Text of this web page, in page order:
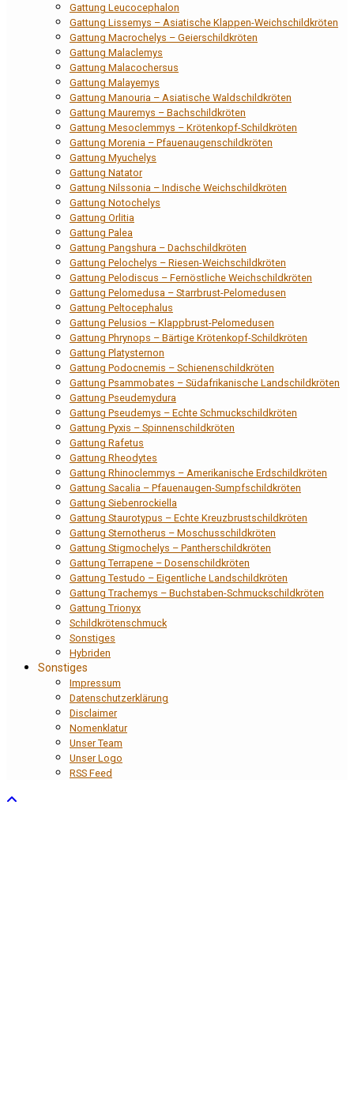
Gattung Leucocephalon
Gattung Lissemys – Asiatische Klappen-Weichschildkröten
Gattung Macrochelys – Geierschildkröten
Gattung Malaclemys
Gattung Malacochersus
Gattung Malayemys
Gattung Manouria – Asiatische Waldschildkröten
Gattung Mauremys – Bachschildkröten
Gattung Mesoclemmys – Krötenkopf-Schildkröten
Gattung Morenia – Pfauenaugenschildkröten
Gattung Myuchelys
Gattung Natator
Gattung Nilssonia – Indische Weichschildkröten
Gattung Notochelys
Gattung Orlitia
Gattung Palea
Gattung Pangshura – Dachschildkröten
Gattung Pelochelys – Riesen-Weichschildkröten
Gattung Pelodiscus – Fernöstliche Weichschildkröten
Gattung Pelomedusa – Starrbrust-Pelomedusen
Gattung Peltocephalus
Gattung Pelusios – Klappbrust-Pelomedusen
Gattung Phrynops – Bärtige Krötenkopf-Schildkröten
Gattung Platysternon
Gattung Podocnemis – Schienenschildkröten
Gattung Psammobates – Südafrikanische Landschildkröten
Gattung Pseudemydura
Gattung Pseudemys – Echte Schmuckschildkröten
Gattung Pyxis – Spinnenschildkröten
Gattung Rafetus
Gattung Rheodytes
Gattung Rhinoclemmys – Amerikanische Erdschildkröten
Gattung Sacalia – Pfauenaugen-Sumpfschildkröten
Gattung Siebenrockiella
Gattung Staurotypus – Echte Kreuzbrustschildkröten
Gattung Sternotherus – Moschusschildkröten
Gattung Stigmochelys – Pantherschildkröten
Gattung Terrapene – Dosenschildkröten
Gattung Testudo – Eigentliche Landschildkröten
Gattung Trachemys – Buchstaben-Schmuckschildkröten
Gattung Trionyx
Schildkrötenschmuck
Sonstiges
Hybriden
Sonstiges
Impressum
Datenschutzerklärung
Disclaimer
Nomenklatur
Unser Team
Unser Logo
RSS Feed